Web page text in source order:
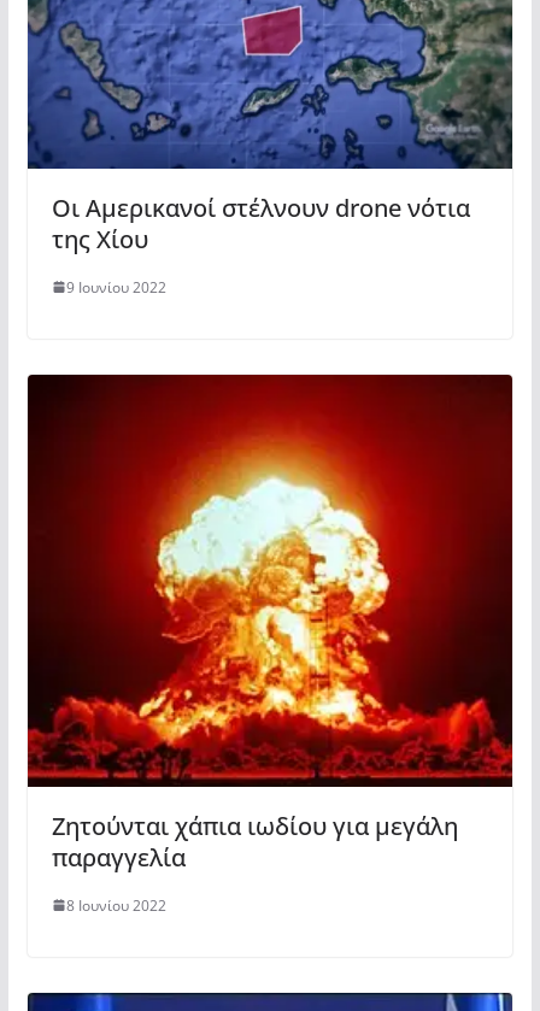
Οι Αμερικανοί στέλνουν drone νότια
της Χίου
9 Ιουνίου 2022
Ζητούνται χάπια ιωδίου για μεγάλη
παραγγελία
8 Ιουνίου 2022